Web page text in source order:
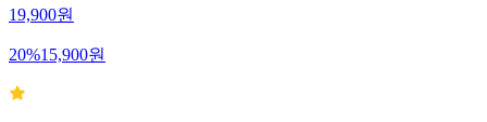
19,900원
20%15,900원